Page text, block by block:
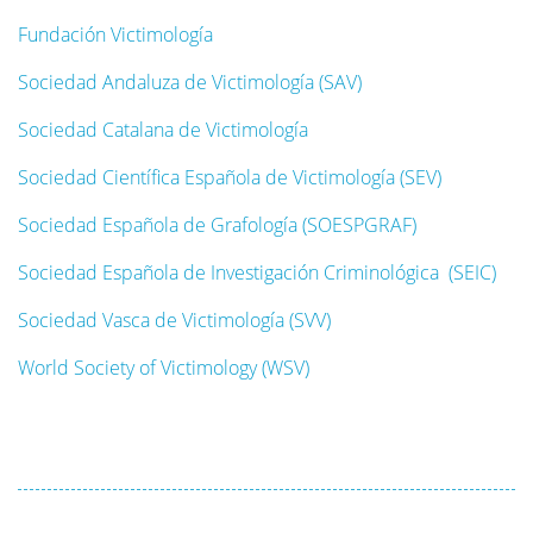
Fundación Victimología
Sociedad Andaluza de Victimología (SAV)
Sociedad Catalana de Victimología
Sociedad Científica Española de Victimología (SEV)
Sociedad Española de Grafología (SOESPGRAF)
Sociedad Española de Investigación Criminológica (SEIC)
Sociedad Vasca de Victimología (SVV)
World Society of Victimology (WSV)